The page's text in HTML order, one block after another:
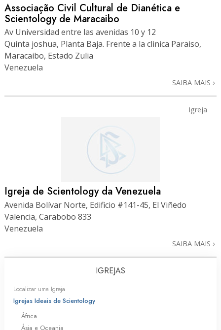
Associação Civil Cultural de Dianética e
Scientology de Maracaibo
Av Universidad entre las avenidas 10 y 12
Quinta joshua, Planta Baja. Frente a la clinica Paraiso,
Maracaibo, Estado Zulia
Venezuela
SAIBA MAIS
Igreja
Igreja de Scientology da Venezuela
Avenida Bolívar Norte, Edificio #141-45, El Viñedo
Valencia, Carabobo 833
Venezuela
SAIBA MAIS
IGREJAS
Localizar uma Igreja
Igrejas Ideais de Scientology
África
Ásia e Oceania